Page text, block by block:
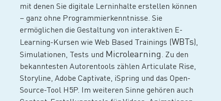
mit denen Sie digitale Lerninhalte erstellen können
– ganz ohne Programmierkenntnisse. Sie
ermöglichen die Gestaltung von interaktiven E-
Learning-Kursen wie Web Based Trainings (WBTs),
Simulationen, Tests und Microlearning. Zu den
bekanntesten Autorentools zählen Articulate Rise,
Storyline, Adobe Captivate, iSpring und das Open-
Source-Tool H5P. Im weiteren Sinne gehören auch